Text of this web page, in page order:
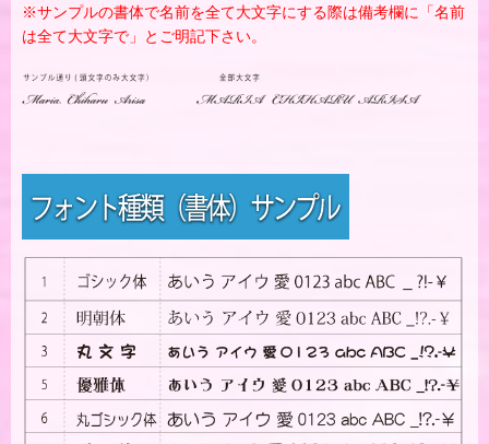
※サンプルの書体で名前を全て大文字にする際は備考欄に「名前
は全て大文字で」とご明記下さい。